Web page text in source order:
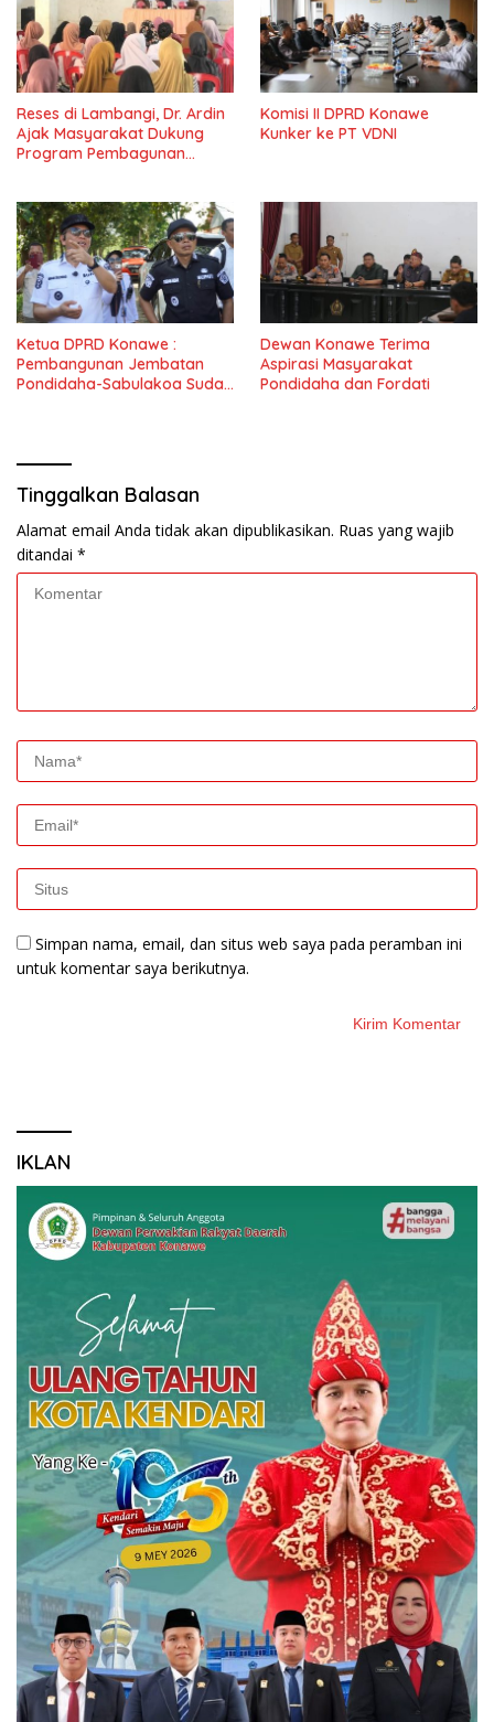
Reses di Lambangi, Dr. Ardin
Ajak Masyarakat Dukung
Program Pembagunan
Komisi II DPRD Konawe
Kunker ke PT VDNI
Ketua DPRD Konawe :
Pembangunan Jembatan
Pondidaha-Sabulakoa Sudah
Dewan Konawe Terima
Aspirasi Masyarakat
Pondidaha dan Fordati
Tinggalkan Balasan
Alamat email Anda tidak akan dipublikasikan. Ruas yang wajib
ditandai *
Simpan nama, email, dan situs web saya pada peramban ini
untuk komentar saya berikutnya.
IKLAN